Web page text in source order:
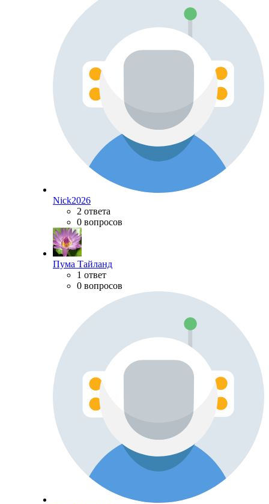
Nick2026
2 ответа
0 вопросов
Пума Тайланд
1 ответ
0 вопросов